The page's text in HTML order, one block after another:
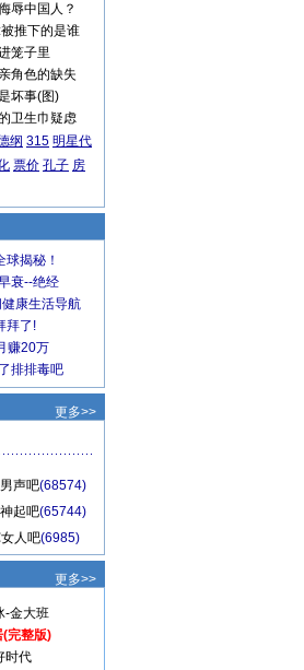
辱中国人？
推下的是谁
笼子里
角色的缺失
坏事(图)
卫生巾疑虑
纲 315 明星代
票价 孔子 房
揭秘！
衰--绝经
康生活导航
拜了!
赚20万
排排毒吧
更多>>
声吧(68574)
起吧(65744)
人吧(6985)
更多>>
-金大班
(完整版)
时代